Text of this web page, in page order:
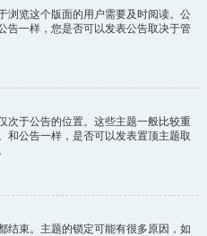
浏览这个版面的用户需要及时阅读。公
告一样，您是否可以发表公告取决于管
次于公告的位置。这些主题一般比较重
和公告一样，是否可以发表置顶主题取
结束。主题的锁定可能有很多原因，如